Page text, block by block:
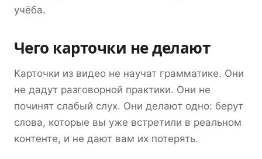
учёба.
Чего карточки не делают
Карточки из видео не научат грамматике. Они
не дадут разговорной практики. Они не
починят слабый слух. Они делают одно: берут
слова, которые вы уже встретили в реальном
контенте, и не дают вам их потерять.